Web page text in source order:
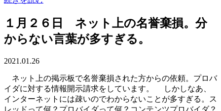
１月２６日 ネット上の名誉棄損。分
からない言葉が多すぎる。
2021.01.26
ネット上の掲示板で名誉棄損された方からの依頼。プロバ
イダに対する情報開示請求をしています。 しかしなあ、
インターネットには疎いのでわからないことが多すぎる。ス
レッドって何？プロバイダって何？コンテンツプロバイダ？